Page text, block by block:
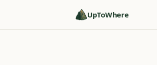
UpToWhere